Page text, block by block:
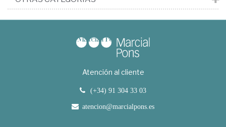
Atención al cliente
(+34) 91 304 33 03
atencion@marcialpons.es